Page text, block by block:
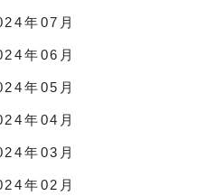
年07月
年06月
年05月
年04月
年03月
年02月